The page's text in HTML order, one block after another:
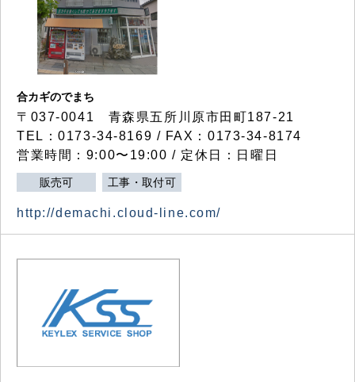
合カギのでまち
〒037-0041 青森県五所川原市田町187-21
TEL：0173-34-8169 / FAX：0173-34-8174
営業時間：9:00〜19:00 / 定休日：日曜日
販売可 工事・取付可
http://demachi.cloud-line.com/